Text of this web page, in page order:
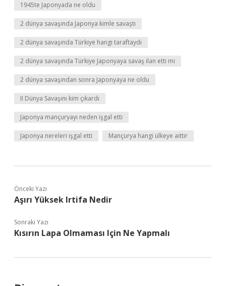
1945te Japonyada ne oldu
2 dünya savaşında Japonya kimle savaştı
2 dünya savaşında Türkiye hangi taraftaydı
2 dünya savaşında Türkiye Japonyaya savaş ilan etti mi
2 dünya savaşından sonra Japonyaya ne oldu
II Dünya Savaşını kim çıkardı
Japonya mançuryayı neden işgal etti
Japonya nereleri işgal etti Mançurya hangi ülkeye aittir
Önceki Yazı
Aşırı Yüksek Irtifa Nedir
Sonraki Yazı
Kısırın Lapa Olmaması Için Ne Yapmalı